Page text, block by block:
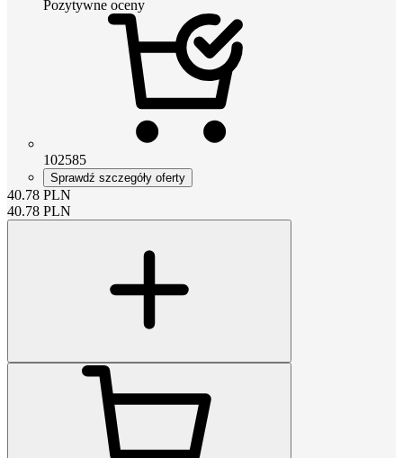
Pozytywne oceny
102585
Sprawdź szczegóły oferty
40.78 PLN
40.78 PLN